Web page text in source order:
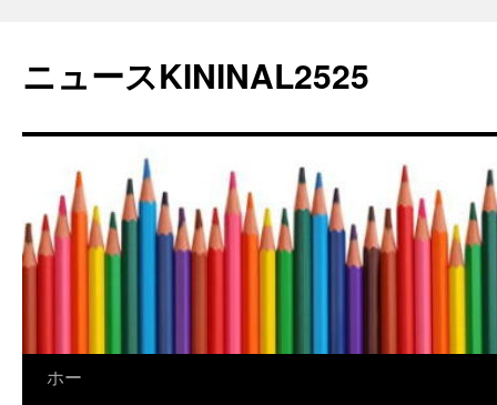
テ
ン
へ
ニュースKININAL2525
ホー